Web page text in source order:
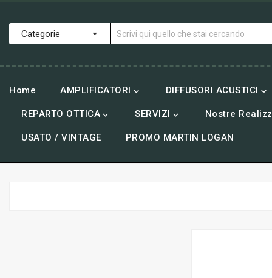
Home AMPLIFICATORI  DIFFUSORI ACUSTICI 
REPARTO OTTICA  SERVIZI  Nostre
USATO / VINTAGE PROMO MARTIN LOGAN